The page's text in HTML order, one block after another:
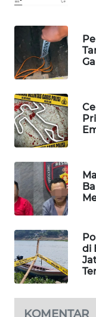
di
KOMENTAR
WAHANA
PERSONA
WAHANA
OTOMOTIF
WAHANA
WAHANA
DESA
WISATA
LAPAK
WAHANA
Wahana
Network